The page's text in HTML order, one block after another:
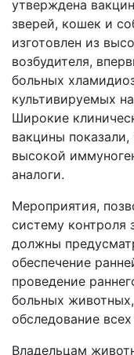
утверждена
зверей, кошек и
изготовлен из
возбудителя,
больных
культивируемых
Широкие
вакцины
высокой
аналоги.
Мероприятия,
систему контроля
должны
обеспечение
проведение
больных
обследование
Владельцам